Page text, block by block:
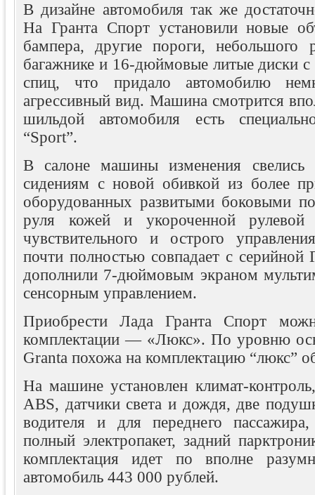
В дизайне автомобиля так же
На Гранта Спорт установили новые
бампера, другие пороги, небольшого
багажнике и 16-дюймовые литые диски
спиц, что придало автомобилю
агрессивный вид. Машина смотрится
шильдой автомобиля есть
“Sport”.
В салоне машины изменения
сидениям с новой обивкой из более
оборудованных развитыми боковыми
руля кожей и укороченной
чувствительного и острого
почти полностью совпадает с серийной
дополнили 7-дюймовым экраном
сенсорным управлением.
Приобрести Лада Гранта Спорт
комплектации — «Люкс». По уровню
Granta похожа на комплектацию “люкс”
На машине установлен климат-
ABS, датчики света и дождя, две
водителя и для переднего
полный электропакет, задний
комплектация идет по вполне
автомобиль 443 000 рублей.